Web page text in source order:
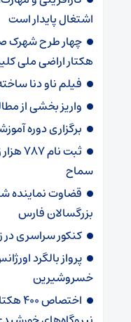
اشتغال پایدار است
هکتار اراضی ملی
فیلم ناو دنا
واریز بخشی از
برگزاری دوره
ثبت
سماح
قضاوت نماینده
بزرگسالان فارس
کنکور سراسری در
پرواز بالگرد
خسروشیرین